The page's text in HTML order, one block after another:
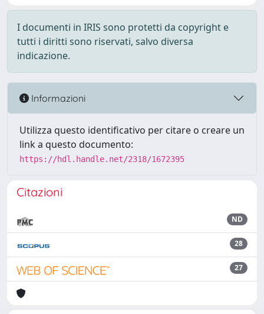
I documenti in IRIS sono protetti da copyright e
tutti i diritti sono riservati, salvo diversa
indicazione.
Informazioni
Utilizza questo identificativo per citare o creare un
link a questo documento:
https://hdl.handle.net/2318/1672395
Citazioni
ND
28
27